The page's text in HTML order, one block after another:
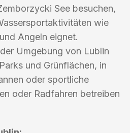
See besuchen,
wie
Angeln eignet.
Umgebung von Lublin
und Grünflächen, in
oder sportliche
oder Radfahren betreiben